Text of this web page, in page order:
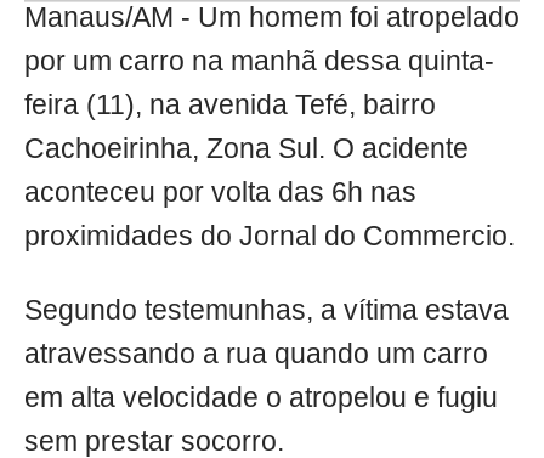
Manaus/AM - Um homem foi atropelado
por um carro na manhã dessa quinta-
feira (11), na avenida Tefé, bairro
Cachoeirinha, Zona Sul. O acidente
aconteceu por volta das 6h nas
proximidades do Jornal do Commercio.
Segundo testemunhas, a vítima estava
atravessando a rua quando um carro
em alta velocidade o atropelou e fugiu
sem prestar socorro.